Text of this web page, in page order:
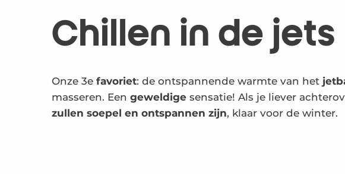
Chillen in de jets
Onze 3e favoriet: de ontspannende warmte van het
masseren. Een geweldige sensatie! Als je liever
zullen soepel en ontspannen zijn, klaar voor de winter.